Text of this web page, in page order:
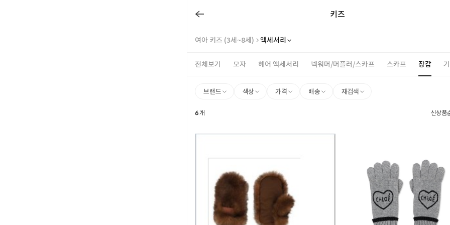
키즈
여아 키즈 (3세~8세) 액세서리
전체보기 모자 헤어 액세서리 넥워머/머플러/스카프 스카프 장갑
브랜드 색상 가격 배송 재검색
6개 신상품